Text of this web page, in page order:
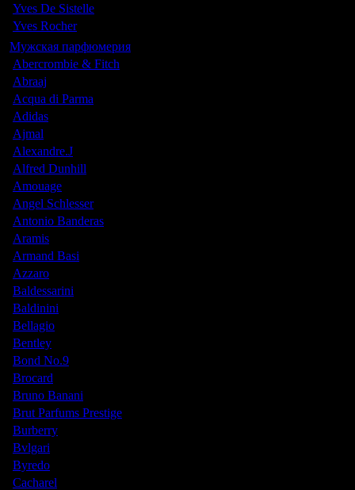
Yves De Sistelle
Yves Rocher
Мужская парфюмерия
Abercrombie & Fitch
Abraaj
Acqua di Parma
Adidas
Ajmal
Alexandre.J
Alfred Dunhill
Amouage
Angel Schlesser
Antonio Banderas
Aramis
Armand Basi
Azzaro
Baldessarini
Baldinini
Bellagio
Bentley
Bond No.9
Brocard
Bruno Banani
Brut Parfums Prestige
Burberry
Bvlgari
Byredo
Cacharel